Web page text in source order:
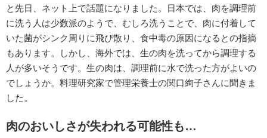
と先日、ネット上で話題になりました。日本では、肉を調理前
に洗う人は少数派のようで、むしろ洗うことで、肉に付着して
いた菌がシンク周りに飛び散り、食中毒の原因になるとの指摘
もあります。しかし、海外では、生の肉を洗ってから調理する
人が多いそうです。生の肉は、調理前に水で洗った方がよいの
でしょうか。料理研究家で管理栄養士の関口絢子さんに聞きま
した。
肉のおいしさが失われる可能性も…